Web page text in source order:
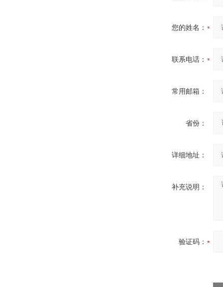
您的姓名：
联系电话：
常用邮箱：
省份：
详细地址：
补充说明：
验证码：